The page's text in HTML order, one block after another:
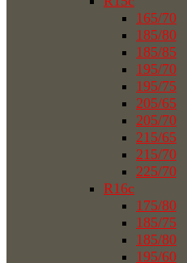
165/70
185/80
185/85
195/70
195/75
205/65
205/70
215/65
215/70
225/70
R16c
175/80
185/75
185/80
195/60